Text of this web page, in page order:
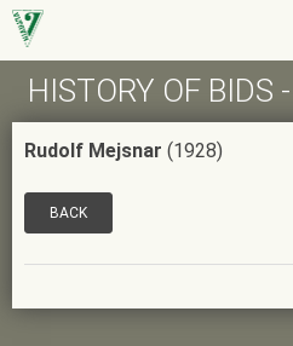
HISTORY OF BIDS
Rudolf Mejsnar (1928)
BACK